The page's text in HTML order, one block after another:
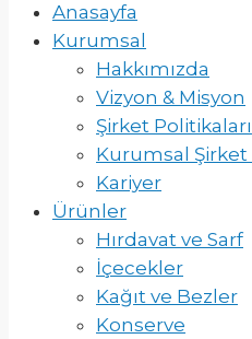
Anasayfa
Kurumsal
Hakkımızda
Vizyon & Misyon
Şirket Politikaları
Kurumsal
Kariyer
Ürünler
Hırdavat ve Sarf
İçecekler
Kağıt ve Bezler
Konserve